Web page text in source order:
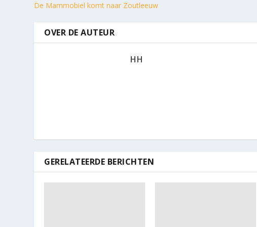
De Mammobiel komt naar Zoutleeuw
OVER DE AUTEUR
HH
GERELATEERDE BERICHTEN